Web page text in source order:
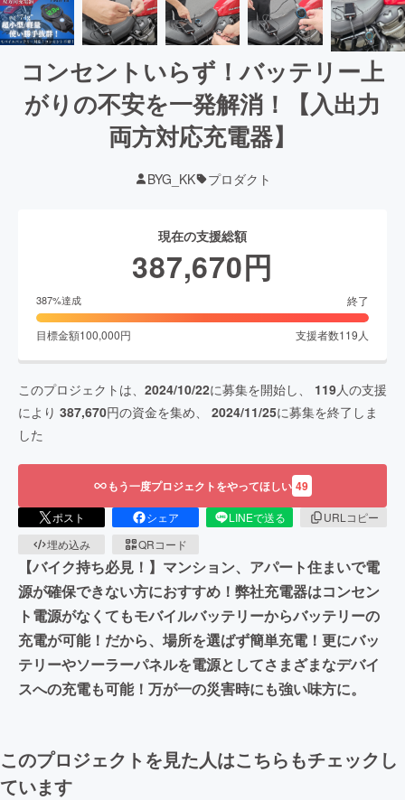
コンセントいらず！バッテリー上
がりの不安を一発解消！【入出力
両方対応充電器】
BYG_KK プロダクト
現在の支援総額
387,670円
387%達成 終了
目標金額100,000円 支援者数119 人
このプロジェクトは、 2024/10/22に募集を開始し、 119人の支援
により 387,670円の資金を集め、 2024/11/25に募集を終了しま
した
もう一度プロジェクトをやってほしい 49
ポスト シェア LINEで送る
URLコピー
埋め込み
QRコード
【バイク持ち必見！】マンション、アパート住まいで電
源が確保できない方におすすめ！弊社充電器はコンセン
ト電源がなくてもモバイルバッテリーからバッテリーの
充電が可能！だから、場所を選ばず簡単充電！更にバッ
テリーやソーラーパネルを電源としてさまざまなデバイ
スへの充電も可能！万が一の災害時にも強い味方に。
このプロジェクトを見た人はこちらもチェックし
ています